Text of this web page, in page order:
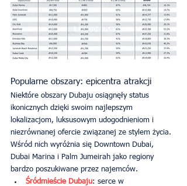
Popularne obszary: epicentra atrakcji
Niektóre obszary Dubaju osiągnęły status
ikonicznych dzięki swoim najlepszym
lokalizacjom, luksusowym udogodnieniom i
niezrównanej ofercie związanej ze stylem życia.
Wśród nich wyróżnia się Downtown Dubai,
Dubai Marina i Palm Jumeirah jako regiony
bardzo poszukiwane przez najemców.
Śródmieście Dubaju: serce w